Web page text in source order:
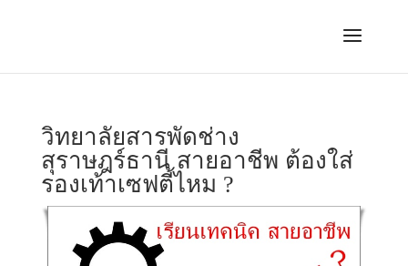
วิทยาลัยสารพัดช่าง
สุราษฎร์ธานี สายอาชีพ ต้องใส่
รองเท้าเซฟตี้ไหม ?